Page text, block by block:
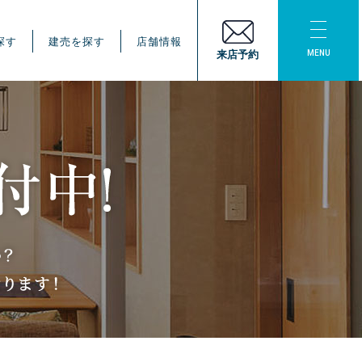
す 建売を探す
店舗情報
来店予約
MENU